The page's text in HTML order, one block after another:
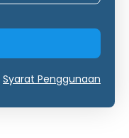
Syarat Penggunaan